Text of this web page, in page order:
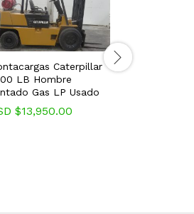
Caterpillar
LB Hombre
Gas LP Usado
$13,950.00